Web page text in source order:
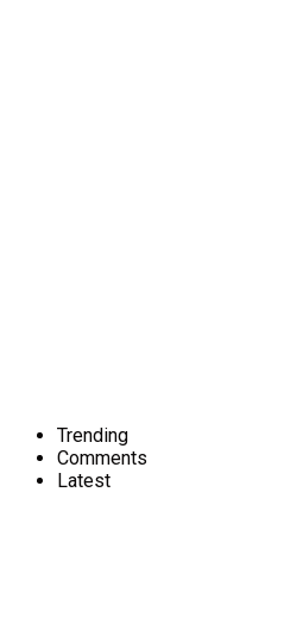
Trending
Comments
Latest